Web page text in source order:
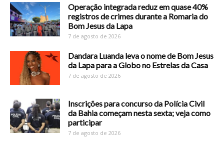
Operação integrada reduz em quase 40%
registros de crimes durante a Romaria do
Bom Jesus da Lapa
7 de agosto de 2026
Dandara Luanda leva o nome de Bom Jesus
da Lapa para a Globo no Estrelas da Casa
7 de agosto de 2026
Inscrições para concurso da Polícia Civil
da Bahia começam nesta sexta; veja como
participar
7 de agosto de 2026